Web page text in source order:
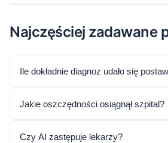
Najczęściej zadawane
Ile dokładnie diagnoz udało się
Jakie oszczędności osiągnął szpital?
Czy AI zastępuje lekarzy?